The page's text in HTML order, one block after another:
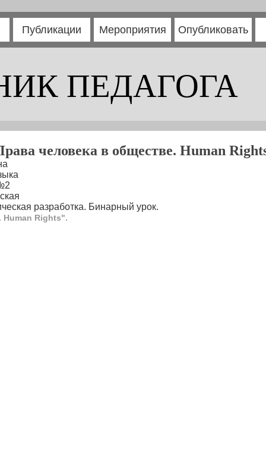
Публикации Мероприятия Опубликовать
ПЕДАГОГА
человека в обществе. Human
разработка. Бинарный урок.
Human Rights".